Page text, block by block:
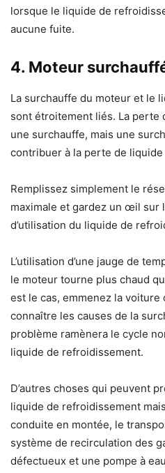
lorsque le liquide de
aucune fuite.
4. Moteur
La surchauffe du moteur et le
sont étroitement liés. La perte
une surchauffe, mais une
contribuer à la perte de
Remplissez simplement le
maximale et gardez un œil sur
d’utilisation du liquide de
L’utilisation d’une jauge de
le moteur tourne plus chaud
est le cas, emmenez la
connaître les causes de la
problème ramènera le cycle
liquide de refroidissement.
D’autres choses qui peuvent
liquide de refroidissement
conduite en montée, le
système de recirculation des
défectueux et une pompe à